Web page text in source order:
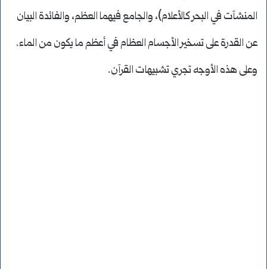
المنشآت في البحر كالأعلام)، والجامع فيهما العظم، والفائدة البيان
عن القدرة على تسخير الأجسام العظام في أعظم ما يكون من الماء.
وعلى هذه الأوجه تجري تشبيهات القرآن.